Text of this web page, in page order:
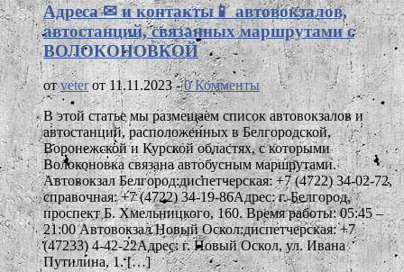
Адреса ✉ и контакты📱 автовокзалов,
автостанций, связанных маршрутами с
ВОЛОКОНОВКОЙ
отveterот 11.11.2023 -0 Комменты
В этой статье мы размещаем список автовокзалов и
автостанций, расположенных в Белгородской,
Воронежской и Курской областях, с которыми
Волоконовка связана автобусным маршрутами.
Автовокзал Белгород:диспетчерская: +7 (4722) 34-02-72,
справочная: +7 (4722) 34-19-86Адрес: г. Белгород,
проспект Б. Хмельницкого, 160. Время работы: 05:45 –
21:00 Автовокзал Новый Оскол:диспетчерская: +7
(47233) 4-42-22Адрес: г. Новый Оскол, ул. Ивана
Путилина, 1. […]